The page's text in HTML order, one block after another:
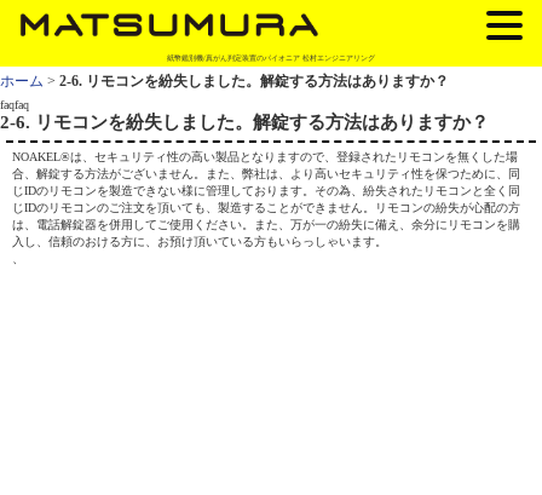
紙幣鑑別機/真がん判定装置のパイオニア 松村エンジニアリング
ホーム > 2-6. リモコンを紛失しました。解錠する方法はありますか？
faqfaq
2-6. リモコンを紛失しました。解錠する方法はありますか？
NOAKEL®は、セキュリティ性の高い製品となりますので、登録されたリモコンを無くした場
合、解錠する方法がございません。また、弊社は、より高いセキュリティ性を保つために、同
じIDのリモコンを製造できない様に管理しております。その為、紛失されたリモコンと全く同
じIDのリモコンのご注文を頂いても、製造することができません。リモコンの紛失が心配の方
は、電話解錠器を併用してご使用ください。また、万が一の紛失に備え、余分にリモコンを購
入し、信頼のおける方に、お預け頂いている方もいらっしゃいます。